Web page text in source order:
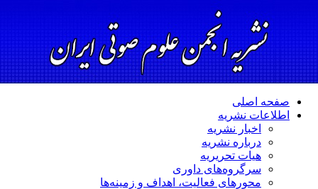
صفحه اصلی
اطلاعات نشریه
اخبار نشریه
درباره نشریه
هیات تحریریه
سرگروه‌های داوری
محورهای فعالیت، اهداف و زمینه‌ها